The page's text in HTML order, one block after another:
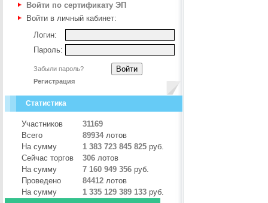
Войти по сертификату ЭП
Войти в личный кабинет:
Логин:
Пароль:
Забыли пароль?
Регистрация
Статистика
Участников
31169
Всего
89934 лотов
На сумму
1 383 723 845 825 руб.
Сейчас торгов
306 лотов
На сумму
7 160 949 356 руб.
Проведено
84412 лотов
На сумму
1 335 129 389 133 руб.